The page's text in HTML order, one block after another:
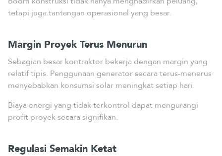
tetapi juga tantangan operasional yang besar.
Margin Proyek Terus Menurun
Sebagian besar kontraktor bekerja dengan margin yang
relatif tipis. Penggunaan generator secara terus-menerus
menyebabkan konsumsi solar meningkat setiap hari.
Biaya energi yang tidak terkontrol dapat mengurangi
profit proyek secara signifikan.
Regulasi Semakin Ketat